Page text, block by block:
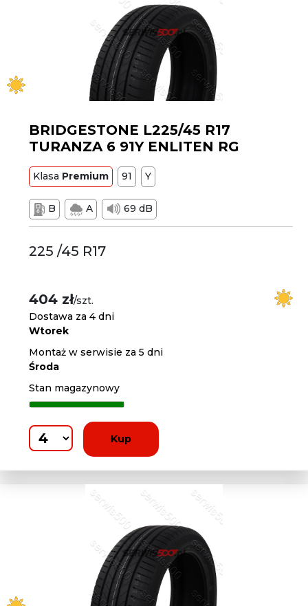
BRIDGESTONE L225/45 R17
TURANZA 6 91Y ENLITEN RG
Klasa Premium 91 Y
B A 69 dB
225 /45 R17
404 zł/szt.
Dostawa za 4 dni
Wtorek
Montaż w serwisie za 5 dni
Środa
Stan magazynowy
Kup